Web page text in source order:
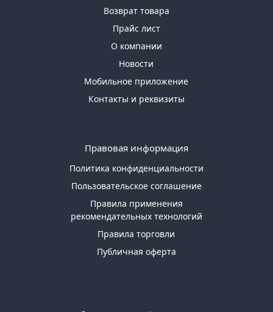
Возврат товара
Прайс лист
О компании
Новости
Мобильное приложение
Контакты и реквизиты
Правовая информация
Политика конфиденциальности
Пользовательское соглашение
Правила применения
рекомендательных технологий
Правила торговли
Публичная оферта